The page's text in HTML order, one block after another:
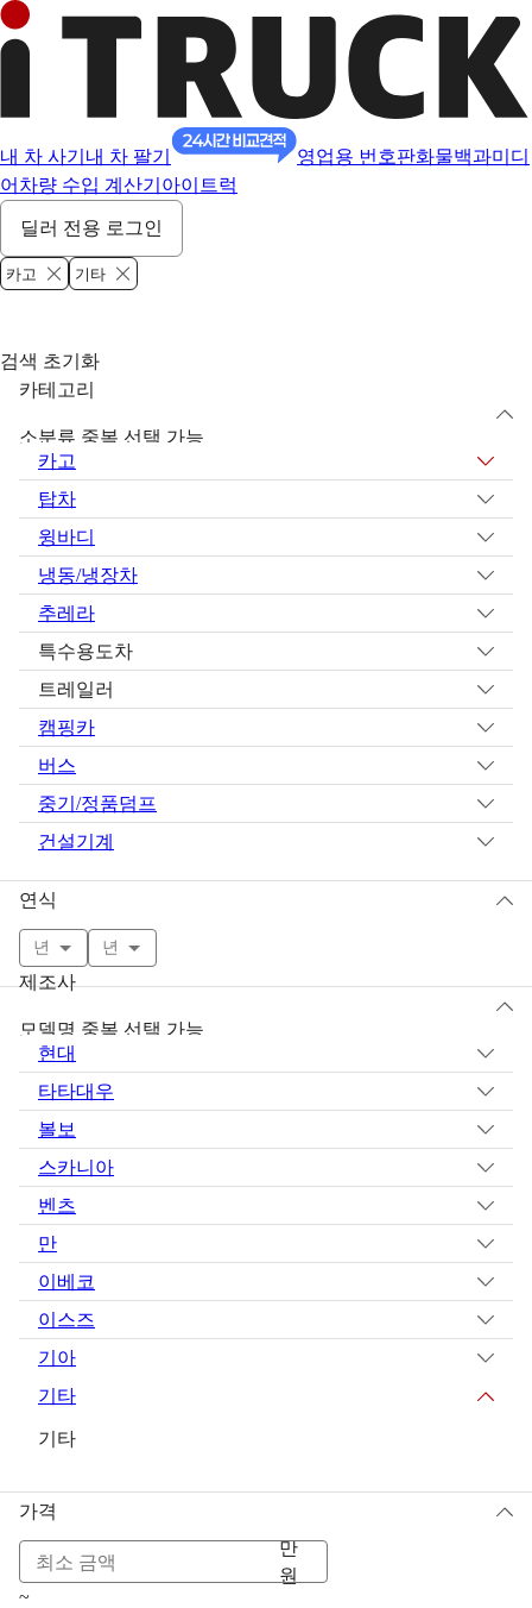
내 차 사기 내 차 팔기 영업용 번호판화물백과미디
어 차량 수입 계산기 아이트럭
딜러 전용 로그인
카고 기타
검색 초기화
카테고리
소분류 중복 선택 가능
카고
탑차
윙바디
냉동/냉장차
추레라
특수용도차
트레일러
캠핑카
버스
중기/정품덤프
건설기계
연식
년 년
제조사
모델명 중복 선택 가능
현대
타타대우
볼보
스카니아
벤츠
만
이베코
이스즈
기아
기타
기타
가격
만
원
~